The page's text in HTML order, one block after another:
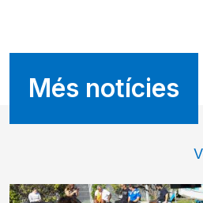
Més notícies